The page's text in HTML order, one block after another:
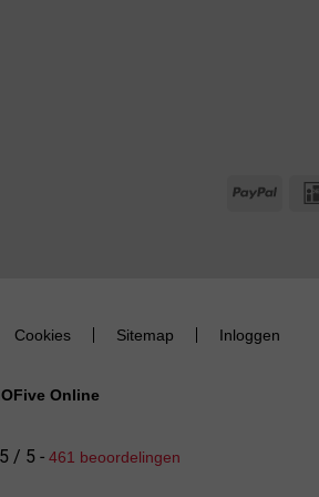
Cookies Sitemap Inloggen
Online
/ 5 - 461 beoordelingen